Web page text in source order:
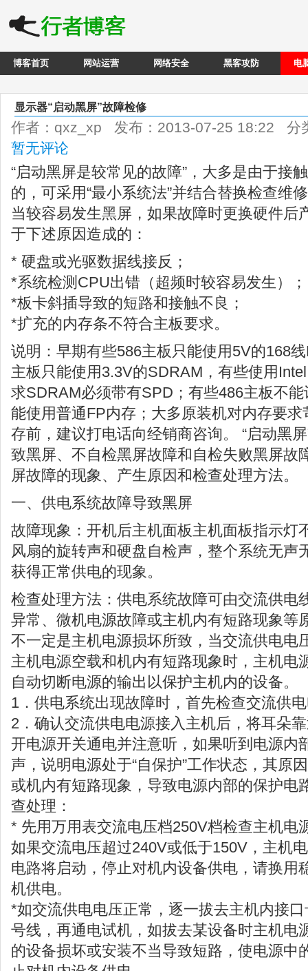
博客首页 网站运营 网络安全 黑客攻防 电
显示器“启动黑屏”故障检修
作者：qxz_xp 发布：2013-07-25 18:22 分
暂无评论
“启动黑屏是较常见的故障”，大多是由于接
的，可采用“最小系统法”并结合替换检查维
当较容易发生黑屏，如果故障时更换硬件后
于下述原因造成的：
* 硬盘或光驱数据线接反；
*系统检测CPU出错（超频时较容易发生）；
*板卡斜插导致的短路和接触不良；
*扩充的内存条不符合主板要求。
说明：早期有些586主板只能使用5V的168
主板只能使用3.3V的SDRAM，有些使用
求SDRAM必须带有SPD；有些486主板不
能使用普通FP内存；大多原装机对内存要
存前，建议打电话向经销商咨询。 “启动黑
致黑屏、不自检黑屏故障和自检失败黑屏故
屏故障的现象、产生原因和检查处理方法。
一、供电系统故障导致黑屏
故障现象：开机后主机面板主机面板指示灯
风扇的旋转声和硬盘自检声，整个系统无声
获得正常供电的现象。
检查处理方法：供电系统故障可由交流供电
异常、微机电源故障或主机内有短路现象等
不一定是主机电源损坏所致，当交流供电电
主机电源空载和机内有短路现象时，主机电
自动切断电源的输出以保护主机内的设备。
1．供电系统出现故障时，首先检查交流供
2．确认交流供电电源接入主机后，将耳朵
开电源开关通电并注意听，如果听到电源
声，说明电源处于“自保护”工作状态，其原
或机内有短路现象，导致电源内部的保护电
查处理：
* 先用万用表交流电压档250V档检查主机电
如果交流电压超过240V或低于150V，主机
电路将启动，停止对机内设备供电，请换用
机供电。
*如交流供电电压正常，逐一拔去主机内接
号线，再通电试机，如拔去某设备时主机电
的设备损坏或安装不当导致短路，使电源中